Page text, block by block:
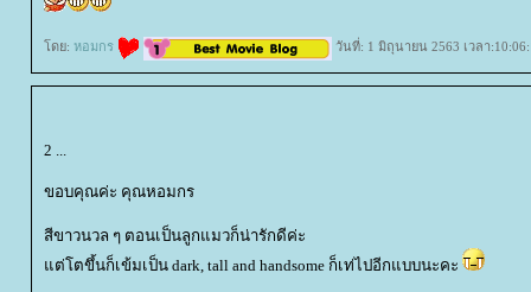
ดย: หอมกร วันที่: 1 มิถุนายน 2563 เวลา
2 ...
ขอบคุณค่ะ คุณหอมกร
สีขาวนวล ๆ ตอนเป็นลูกแมวก็น่ารักดีค่ะ
ต่โตขึ้นก็เข้มเป็น dark, tall and handsome ก็เท่ไปอีกแบบนะคะ